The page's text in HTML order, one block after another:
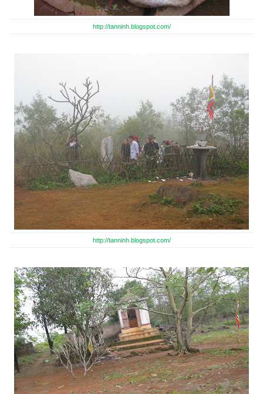
http://tanninh.blogspot.com/
http://tanninh.blogspot.com/